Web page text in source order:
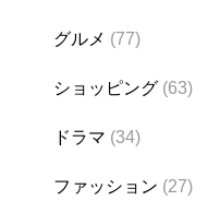
グルメ (77)
ショッピング (63)
ドラマ (34)
ファッション (27)